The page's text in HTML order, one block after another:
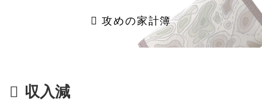
攻めの家計簿
収入減